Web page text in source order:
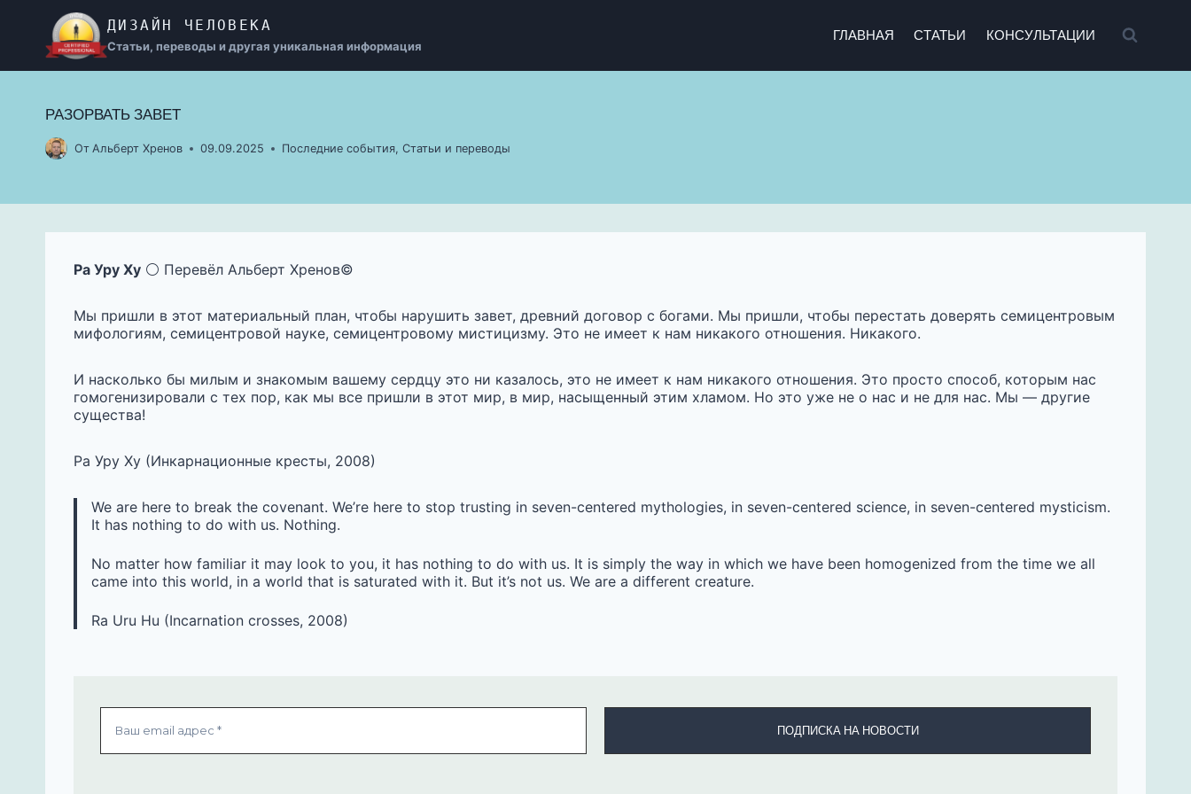
содержимому
ДИЗАЙН ЧЕЛОВЕКА
Статьи, переводы и другая уникальная информация
ГЛАВНАЯ СТАТЬИ КОНСУЛЬТАЦИИ
РАЗОРВАТЬ ЗАВЕТ
От Альберт Хренов 09.09.2025 Последние события,Статьи и переводы
Ра Уру Ху ⚪️ Перевёл Альберт Хренов©️
Мы пришли в этот материальный план, чтобы нарушить завет, древний договор с богами. Мы пришли, чтобы перестать доверять семицентровым
мифологиям, семицентровой науке, семицентровому мистицизму. Это не имеет к нам никакого отношения. Никакого.
И насколько бы милым и знакомым вашему сердцу это ни казалось, это не имеет к нам никакого отношения. Это просто способ, которым нас
гомогенизировали с тех пор, как мы все пришли в этот мир, в мир, насыщенный этим хламом. Но это уже не о нас и не для нас. Мы — другие
существа!
Ра Уру Ху (Инкарнационные кресты, 2008)
We are here to break the covenant. We’re here to stop trusting in seven-centered mythologies, in seven-centered science, in seven-centered mysticism.
It has nothing to do with us. Nothing.
No matter how familiar it may look to you, it has nothing to do with us. It is simply the way in which we have been homogenized from the time we all
came into this world, in a world that is saturated with it. But it’s not us. We are a different creature.
Ra Uru Hu (Incarnation crosses, 2008)